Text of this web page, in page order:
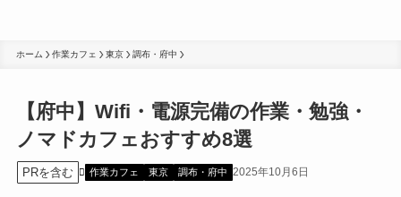
ホーム 作業カフェ 東京 調布・府中
【府中】Wifi・電源完備の作業・勉強・
ノマドカフェおすすめ8選
PRを含む 作業カフェ 東京 調布・府中 2025年10月6日